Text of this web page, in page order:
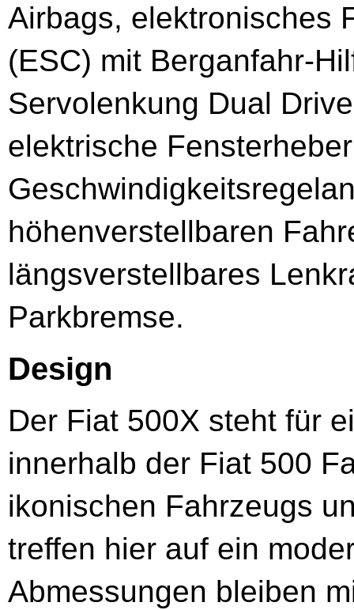
Airbags, elektronisches
(ESC) mit Berganfahr-
Servolenkung Dual
elektrische
höhenverstellbaren
längsverstellbares
Parkbremse.
Design
Der Fiat 500X steht für
innerhalb der Fiat 500
ikonischen Fahrzeugs
treffen hier auf ein
Abmessungen bleiben